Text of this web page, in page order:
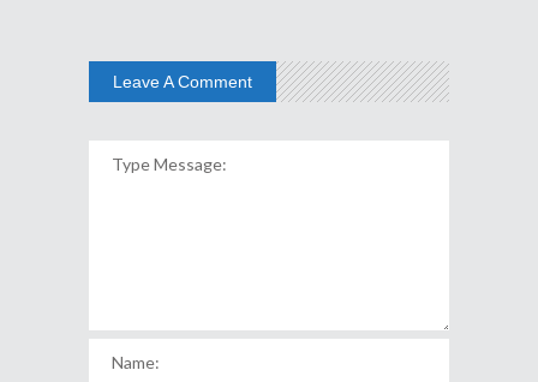
Leave A Comment